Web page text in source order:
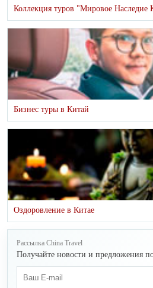
Коллекция туров "Мировое Наследие
Бизнес туры в Китай
Оздоровление в Китае
Рассылка China Travel
Получайте новости и предложения